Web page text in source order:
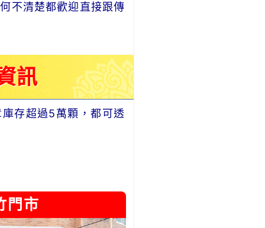
不清楚都歡迎直接跟傳
訊
存超過5萬顆，都可透
門市